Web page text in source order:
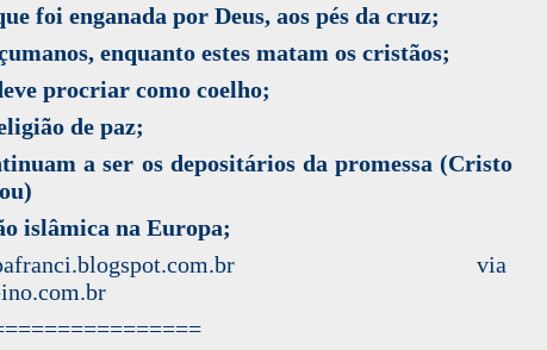
foi enganada por Deus, aos pés da cruz;
enquanto estes matam os cristãos;
procriar como coelho;
de paz;
a ser os depositários da promessa (Cristo
islâmica na Europa;
papafranci.blogspot.com.br via